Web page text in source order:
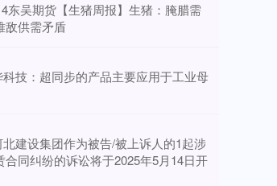
东吴期货【生猪周报】生猪：腌腊需
敌供需矛盾
技：超同步的产品主要应用于工业母
建设集团作为被告/被上诉人的1起涉
合同纠纷的诉讼将于2025年5月14日开